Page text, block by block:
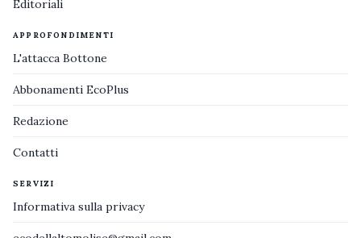
Editoriali
APPROFONDIMENTI
L'attacca Bottone
Abbonamenti EcoPlus
Redazione
Contatti
SERVIZI
Informativa sulla privacy